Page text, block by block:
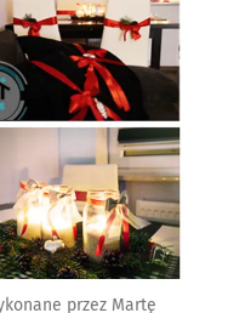
przez Martę